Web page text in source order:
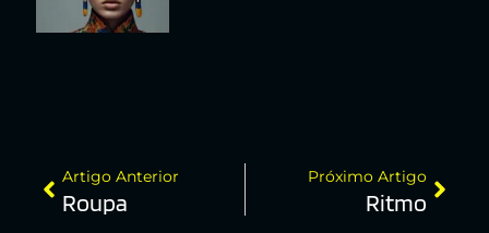
Artigo Anterior
Roupa
Próximo Artigo
Ritmo